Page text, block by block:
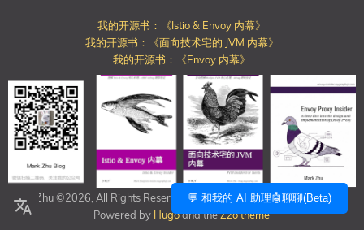
💬 和我的 AI 助理🤖聊聊(Beta)
我的开源书：《Istio & Envoy 内幕》
我的开源书：《面向技术宅的 JVM 内幕》
我的开源书：《Envoy 内幕》
Mark Zhu ©2026, All Rights Reserved https://blog.mygraphql.com/
Powered by Hugoand theZzo theme